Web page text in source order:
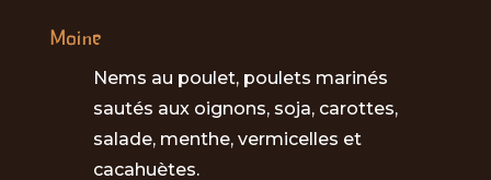
Moine
Nems au poulet, poulets marinés
sautés aux oignons, soja, carottes,
salade, menthe, vermicelles et
cacahuètes.